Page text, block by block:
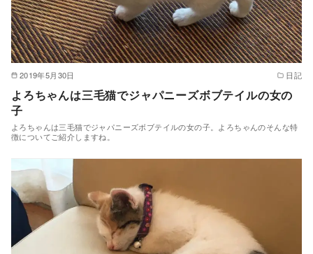
2019年5月30日 日記
よろちゃんは三毛猫でジャパニーズボブテイルの女の
子
よろちゃんは三毛猫でジャパニーズボブテイルの女の子。よろちゃんのそんな特
徴についてご紹介しますね。